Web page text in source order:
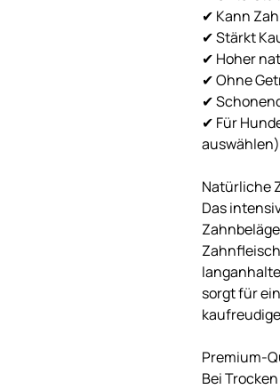
✔ Kann
✔ Stärkt
✔ Hoher
✔ Ohne
✔
✔ Für
auswählen)
Natürliche
Das
sorgt für
Premium-
Bei